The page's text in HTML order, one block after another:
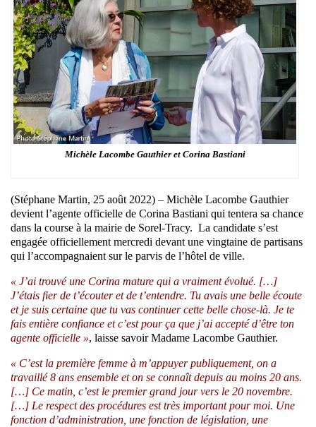
Michèle Lacombe Gauthier et Corina Bastiani
(Stéphane Martin, 25 août 2022) – Michèle Lacombe Gauthier
devient l’agente officielle de Corina Bastiani qui tentera sa chance
dans la course à la mairie de Sorel-Tracy. La candidate s’est
engagée officiellement mercredi devant une vingtaine de partisans
qui l’accompagnaient sur le parvis de l’hôtel de ville.
« J’ai trouvé une Corina mature qui a vraiment évolué. […]
J’étais fier de t’écouter et de t’entendre. Tu avais une belle écoute
et je suis certaine que tu vas continuer cette belle chose-là. Je te
fais entière confiance et c’est pour ça que j’ai accepté d’être ton
agente officielle », laisse savoir Madame Lacombe Gauthier.
« C’est la première femme à m’appuyer publiquement, on a
travaillé 8 ans ensemble et on se connaît depuis au moins 20 ans.
[…] Ce matin, c’est le premier grand jour vers le 20 novembre.
[…] Le respect des procédures est très important pour moi. Une
fonction d’administration, une fonction de législation, une